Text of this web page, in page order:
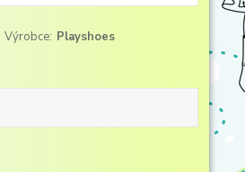
Výrobce: Playshoes